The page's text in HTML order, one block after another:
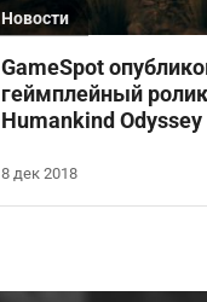
Новости
GameSpot
геймплейный
Humankind Odyssey
8 дек 2018